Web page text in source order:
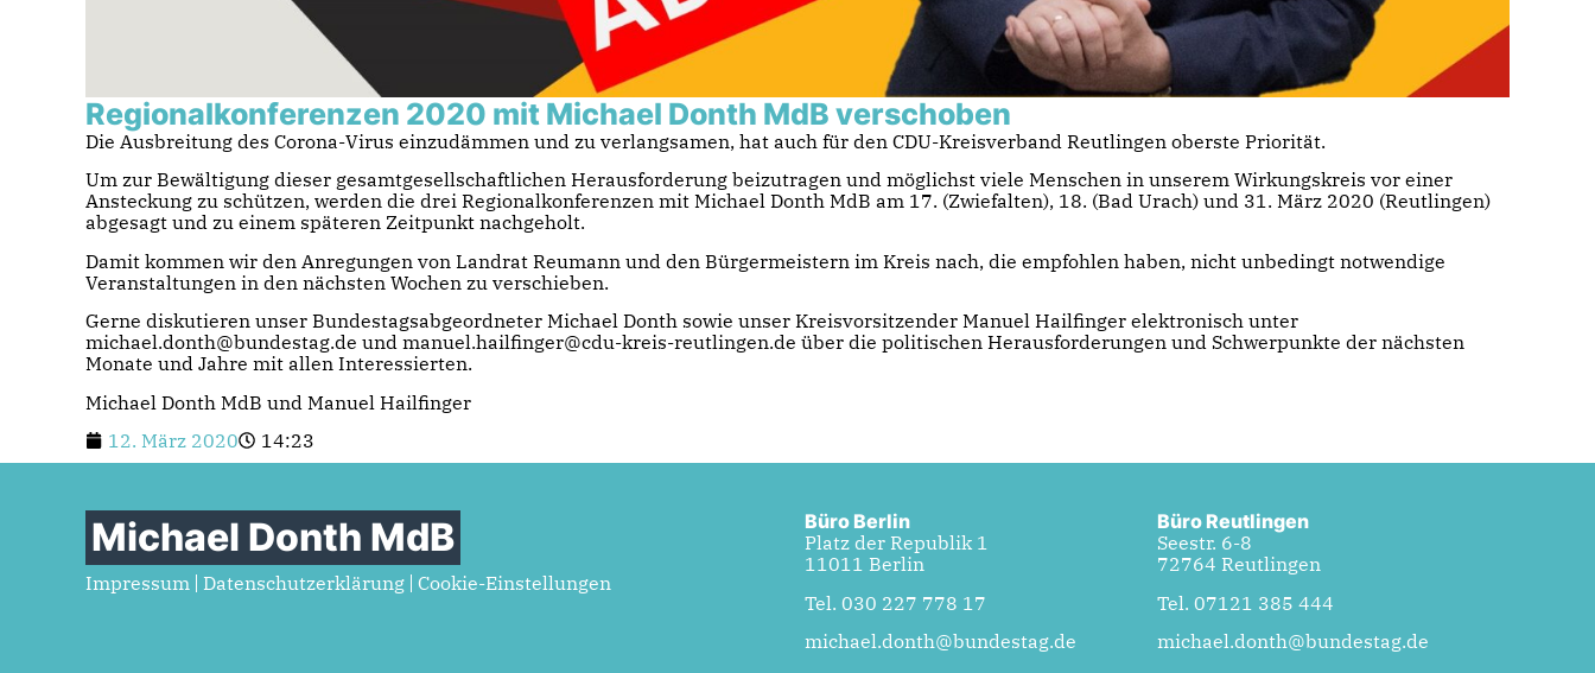
Regionalkonferenzen 2020 mit Michael Donth MdB verschoben
Die Ausbreitung des Corona-Virus einzudämmen und zu verlangsamen, hat auch für den CDU-Kreisverband Reutlingen oberste Priorität.
Um zur Bewältigung dieser gesamtgesellschaftlichen Herausforderung beizutragen und möglichst viele Menschen in unserem Wirkungskreis vor einer
Ansteckung zu schützen, werden die drei Regionalkonferenzen mit Michael Donth MdB am 17. (Zwiefalten), 18. (Bad Urach) und 31. März 2020 (Reutlingen)
abgesagt und zu einem späteren Zeitpunkt nachgeholt.
Damit kommen wir den Anregungen von Landrat Reumann und den Bürgermeistern im Kreis nach, die empfohlen haben, nicht unbedingt notwendige
Veranstaltungen in den nächsten Wochen zu verschieben.
Gerne diskutieren unser Bundestagsabgeordneter Michael Donth sowie unser Kreisvorsitzender Manuel Hailfinger elektronisch unter
michael.donth@bundestag.de und manuel.hailfinger@cdu-kreis-reutlingen.de über die politischen Herausforderungen und Schwerpunkte der nächsten
Monate und Jahre mit allen Interessierten.
Michael Donth MdB und Manuel Hailfinger
12. März 2020
14:23
Michael Donth MdB
Impressum Datenschutzerklärung Cookie-Einstellungen
Büro Berlin
Platz der Republik 1
11011 Berlin
Tel. 030 227 778 17
michael.donth@bundestag.de
Büro Reutlingen
Seestr. 6-8
72764 Reutlingen
Tel. 07121 385 444
michael.donth@bundestag.de